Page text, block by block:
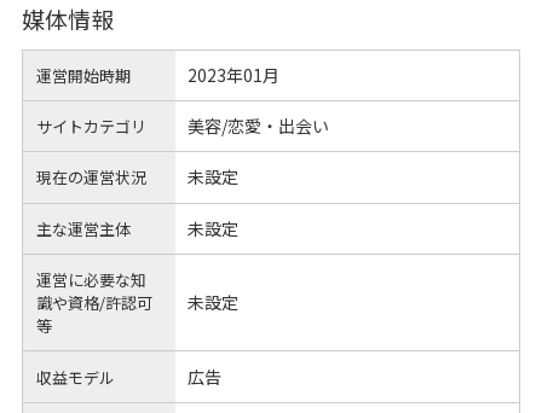
媒体情報
運営開始時期 2023年01月
サイトカテゴリ 美容/恋愛・出会い
現在の運営状況 未設定
主な運営主体 未設定
運営に必要な知
識や資格/許認可
等
未設定
収益モデル 広告